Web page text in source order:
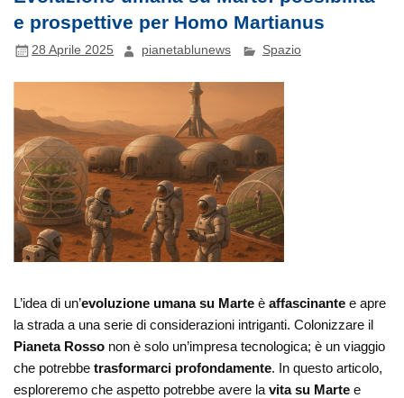
e prospettive per Homo Martianus
28 Aprile 2025 pianetablunews Spazio
L’idea di un’evoluzione umana su Marte èaffascinante e apre
la strada a una serie di considerazioni intriganti. Colonizzare il
Pianeta Rosso non è solo un’impresa tecnologica; è un viaggio
che potrebbetrasformarci profondamente. In questo articolo,
esploreremo che aspetto potrebbe avere lavita su Marte e